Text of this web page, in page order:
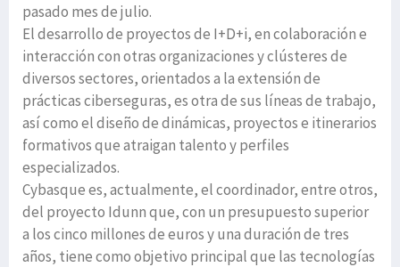
pasado mes de julio.
El desarrollo de proyectos de I+D+i, en colaboración e
interacción con otras organizaciones y clústeres de
diversos sectores, orientados a la extensión de
prácticas ciberseguras, es otra de sus líneas de trabajo,
así como el diseño de dinámicas, proyectos e itinerarios
formativos que atraigan talento y perfiles
especializados.
Cybasque es, actualmente, el coordinador, entre otros,
del proyecto Idunn que, con un presupuesto superior
a los cinco millones de euros y una duración de tres
años, tiene como objetivo principal que las tecnologías